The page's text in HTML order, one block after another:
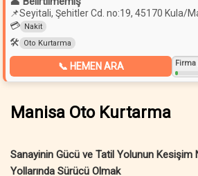
📌Seyitali, Şehitler Cd. no:19, 45170 Kula/
💳 Nakit
🛠️ Oto Kurtarma
📞 HEMEN ARA Firma
Manisa Oto Kurtarma
Sanayinin Gücü ve Tatil Yolunun Kesişim
Yollarında Sürücü Olmak